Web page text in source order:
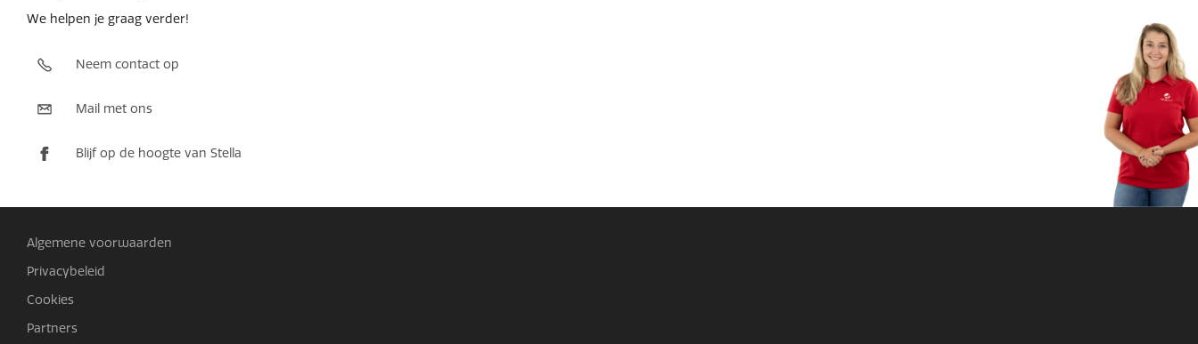
We helpen je graag verder!
Neem contact op
Mail met ons
Blijf op de hoogte van Stella
Algemene voorwaarden
Privacybeleid
Cookies
Partners